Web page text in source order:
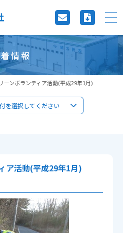
情報
ーンボランティア活動(平成29年1月)
ア活動(平成29年1月)